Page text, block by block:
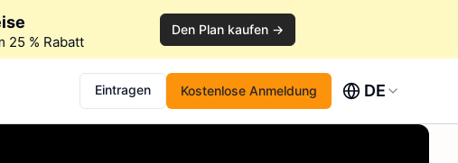
25 % Rabatt
Den Plan kaufen →
Eintragen Kostenlose Anmeldung DE